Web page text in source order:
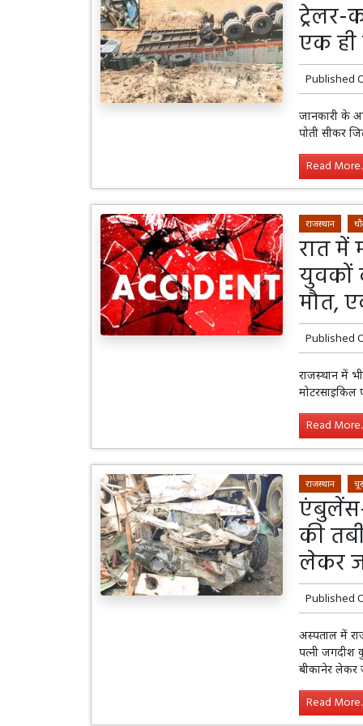
ट्रेलर-
एक ही
Published
जानकारी के
पोती सीकर
Read
राजस्थान
रात में
युवकों
मौत,
Published
राजस्थान में
मोटरसाइकिल
Read
राजस्थान चूरू
की
लेकर
Published
अस्पताल में
पत्नी जगदीश
बीकानेर लेकर
Read